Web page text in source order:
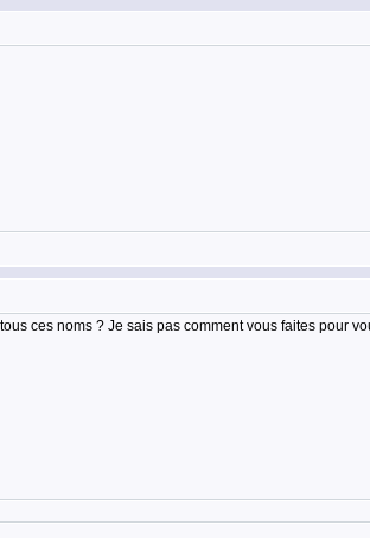
ces noms ? Je sais pas comment vous faites pour